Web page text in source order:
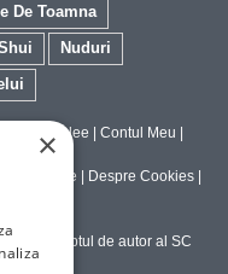
De Toamna
Nuduri
Giclee Contul Meu
Despre Cookies
sub dreptul de autor al SC
×